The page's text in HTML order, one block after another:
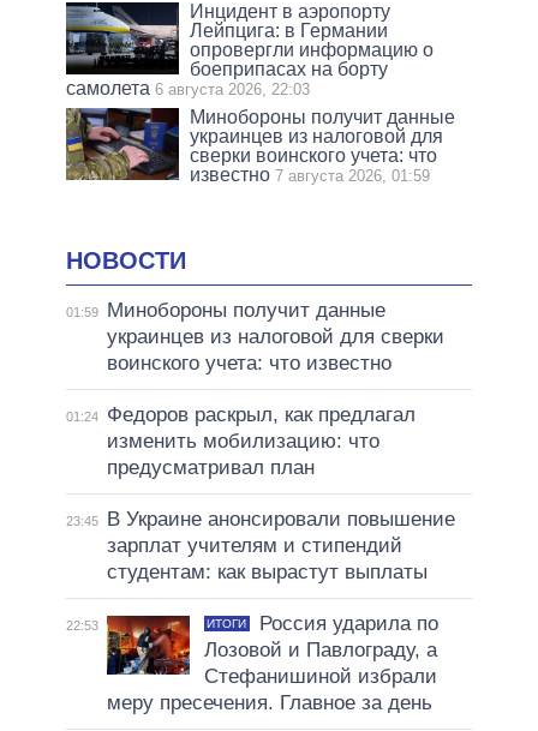
Инцидент в аэропорту
Лейпцига: в Германии
опровергли информацию о
боеприпасах на борту
самолета 6 августа 2026, 22:03
Минобороны получит данные
украинцев из налоговой для
сверки воинского учета: что
известно 7 августа 2026, 01:59
НОВОСТИ
01:59
Минобороны получит данные
украинцев из налоговой для сверки
воинского учета: что известно
01:24
Федоров раскрыл, как предлагал
изменить мобилизацию: что
предусматривал план
23:45
В Украине анонсировали повышение
зарплат учителям и стипендий
студентам: как вырастут выплаты
22:53 ИТОГИ
Россия ударила по
Лозовой и Павлограду, а
Стефанишиной избрали
меру пресечения. Главное за день